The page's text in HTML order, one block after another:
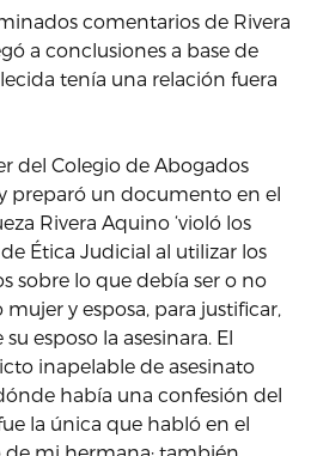
comentarios de Rivera
a conclusiones a base de
tenía una relación fuera
del Colegio de Abogados
preparó un documento en el
Rivera Aquino ‘violó los
de Ética Judicial al utilizar los
sobre lo que debía ser o no
y esposa, para justificar,
esposo la asesinara. El
inapelable de asesinato
había una confesión del
la única que habló en el